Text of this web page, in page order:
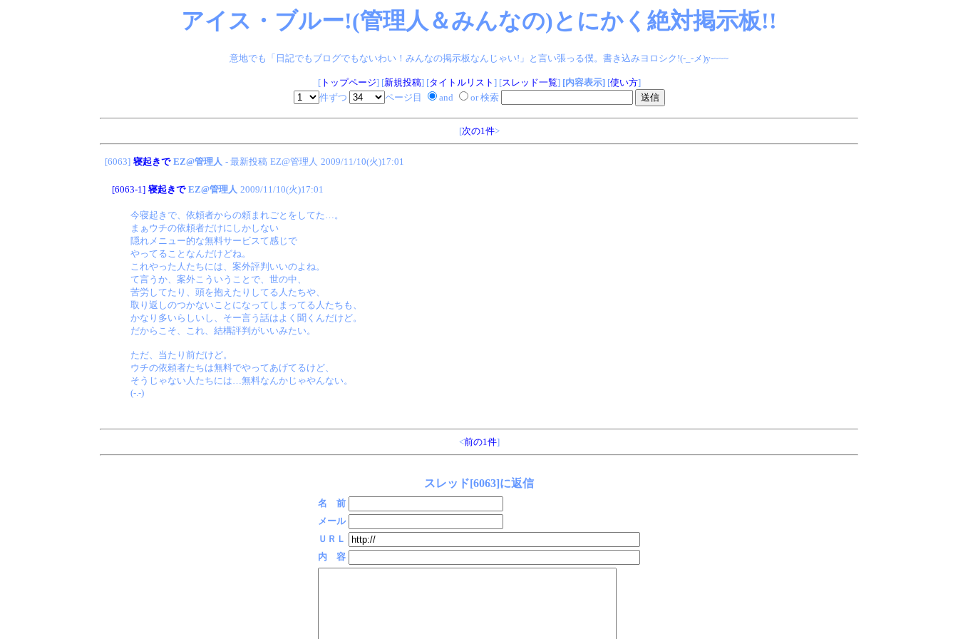
アイス・ブルー!(管理人＆みんなの)とにかく絶対掲示板!!
意地でも「日記でもブログでもないわい！みんなの掲示板なんじゃい!」と言い張っる僕。書き込みヨロシク!(-_-メ)y-~~~
[トップページ] [新規投稿] [タイトルリスト ] [スレッド一覧] [内容表示][使い方]
件ずつ
ページ目 and or 検索
[次の1件>
[6063] 寝起きで EZ@管理人 - 最新投稿 EZ@管理人 2009/11/10(火)17:01
[6063-1] 寝起きで EZ@管理人 2009/11/10(火)17:01
今寝起きで、依頼者からの頼まれごとをしてた…。
まぁウチの依頼者だけにしかしない
隠れメニュー的な無料サービスて感じで
やってることなんだけどね。
これやった人たちには、案外評判いいのよね。
て言うか、案外こういうことで、世の中、
苦労してたり、頭を抱えたりしてる人たちや、
取り返しのつかないことになってしまってる人たちも、
かなり多いらしいし、そー言う話はよく聞くんだけど。
だからこそ、これ、結構評判がいいみたい。
ただ、当たり前だけど。
ウチの依頼者たちは無料でやってあげてるけど、
そうじゃない人たちには…無料なんかじゃやんない。
(-.-)
<前の1件]
スレッド[6063]に返信
名 前
メール
ＵＲＬ
内 容